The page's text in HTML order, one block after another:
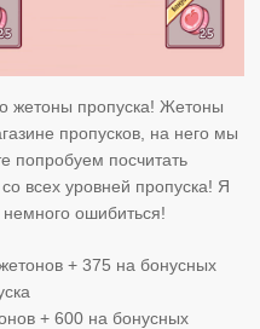
жетоны пропуска! Жетоны
пропусков, на него мы
попробуем посчитать
всех уровней пропуска! Я
немного ошибиться!
+ 375 на бонусных
+ 600 на бонусных